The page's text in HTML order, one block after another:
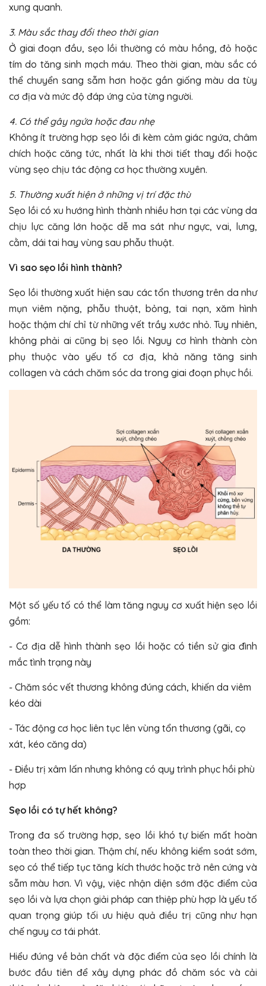
xung quanh.
3. Màu sắc thay đổi theo thời gian
Ở giai đoạn đầu, sẹo lồi thường có màu hồng, đỏ hoặc
tím do tăng sinh mạch máu. Theo thời gian, màu sắc có
thể chuyển sang sẫm hơn hoặc gần giống màu da tùy
cơ địa và mức độ đáp ứng của từng người.
4. Có thể gây ngứa hoặc đau nhẹ
Không ít trường hợp sẹo lồi đi kèm cảm giác ngứa, châm
chích hoặc căng tức, nhất là khi thời tiết thay đổi hoặc
vùng sẹo chịu tác động cơ học thường xuyên.
5. Thường xuất hiện ở những vị trí đặc thù
Sẹo lồi có xu hướng hình thành nhiều hơn tại các vùng da
chịu lực căng lớn hoặc dễ ma sát như ngực, vai, lưng,
cằm, dái tai hay vùng sau phẫu thuật.
Vì sao sẹo lồi hình thành?
Sẹo lồi thường xuất hiện sau các tổn thương trên da như
mụn viêm nặng, phẫu thuật, bỏng, tai nạn, xăm hình
hoặc thậm chí chỉ từ những vết trầy xước nhỏ. Tuy nhiên,
không phải ai cũng bị sẹo lồi. Nguy cơ hình thành còn
phụ thuộc vào yếu tố cơ địa, khả năng tăng sinh
collagen và cách chăm sóc da trong giai đoạn phục hồi.
Một số yếu tố có thể làm tăng nguy cơ xuất hiện sẹo lồi
gồm:
- Cơ địa dễ hình thành sẹo lồi hoặc có tiền sử gia đình
mắc tình trạng này
- Chăm sóc vết thương không đúng cách, khiến da viêm
kéo dài
- Tác động cơ học liên tục lên vùng tổn thương (gãi, cọ
xát, kéo căng da)
- Điều trị xâm lấn nhưng không có quy trình phục hồi phù
hợp
Sẹo lồi có tự hết không?
Trong đa số trường hợp, sẹo lồi khó tự biến mất hoàn
toàn theo thời gian. Thậm chí, nếu không kiểm soát sớm,
sẹo có thể tiếp tục tăng kích thước hoặc trở nên cứng và
sẫm màu hơn. Vì vậy, việc nhận diện sớm đặc điểm của
sẹo lồi và lựa chọn giải pháp can thiệp phù hợp là yếu tố
quan trọng giúp tối ưu hiệu quả điều trị cũng như hạn
chế nguy cơ tái phát.
Hiểu đúng về bản chất và đặc điểm của sẹo lồi chính là
bước đầu tiên để xây dựng phác đồ chăm sóc và cải